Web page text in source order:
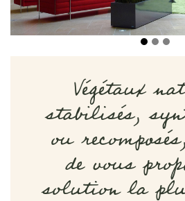
Végétaux
stabilisés,
ou
de vous
solution la